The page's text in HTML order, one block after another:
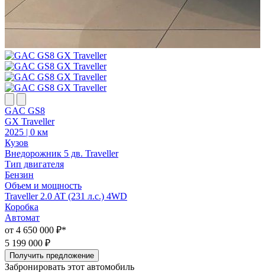
GAC GS8
GX Traveller
2025 | 0 км
Кузов
Внедорожник 5 дв. Traveller
Тип двигателя
Бензин
Объем и мощность
Traveller 2.0 AT (231 л.с.) 4WD
Коробка
Автомат
от 4 650 000 ₽*
5 199 000 ₽
Получить предложение
Забронировать этот автомобиль